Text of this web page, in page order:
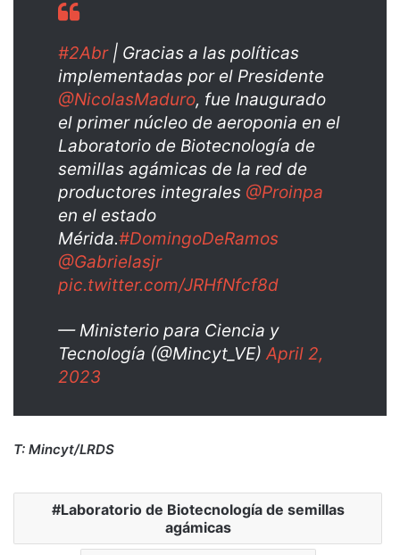
#2Abr| Gracias a las políticas
implementadas por el Presidente
@NicolasMaduro, fue Inaugurado
el primer núcleo de aeroponia en el
Laboratorio de Biotecnología de
semillas agámicas de la red de
productores integrales @Proinpa
en el estado
Mérida.#DomingoDeRamos
@Gabrielasjr
pic.twitter.com/JRHfNfcf8d
— Ministerio para Ciencia y
Tecnología (@Mincyt_VE)April 2,
2023
T: Mincyt/LRDS
Laboratorio de Biotecnología de semillas
agámicas